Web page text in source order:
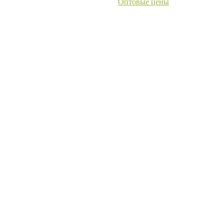
Оптовые цены